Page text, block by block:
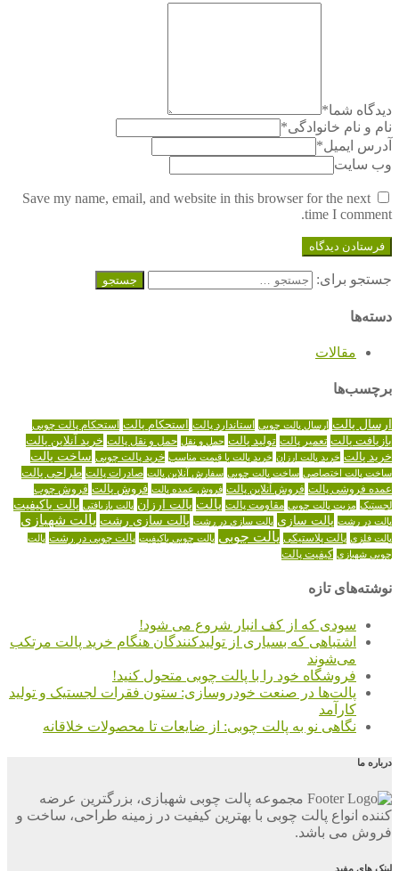
دیدگاه شما*
نام و نام خانوادگی*
آدرس ایمیل*
وب سایت
Save my name, email, and website in this browser for the next
time I comment.
جستجو برای:
دسته‌ها
مقالات
برچسب‌ها
ارسال پالت ارسال پالت چوبی استاندارد پالت استحکام پالت استحکام پالت چوبی
بازیافت پالت تعمیر پالت تولید پالت حمل و نقل حمل و نقل پالت خرید آنلاین پالت
خرید پالت خرید پالت ارزان خرید پالت با قیمت مناسب خرید پالت چوبی ساخت پالت
ساخت پالت اختصاصی ساخت پالت چوبی سفارش آنلاین پالت صادرات پالت طراحی پالت
عمده فروشی پالت فروش آنلاین پالت فروش عمده پالت فروش پالت فروش چوب
لجستیک مزیت پالت چوبی مقاومت پالت پالت پالت ارزان پالت بازیافتی پالت باکیفیت
پالت در رشت پالت سازی پالت سازی در رشت پالت سازی رشت پالت شهبازی
پالت فلزی پالت پلاستیکی پالت چوبی پالت چوبی باکیفیت پالت چوبی در رشت پالت
چوبی شهبازی کیفیت پالت
نوشته‌های تازه
سودی که از کف انبار شروع می شود!
اشتباهی که بسیاری از تولیدکنندگان هنگام خرید پالت مرتکب
می‌شوند
فروشگاه خود را با پالت چوبی متحول کنید!
پالت‌ها در صنعت خودروسازی: ستون فقرات لجستیک و تولید
کارآمد
نگاهی نو به پالت چوبی: از ضایعات تا محصولات خلاقانه
درباره ما
مجموعه پالت چوبی شهبازی، بزرگترین عرضه
کننده انواع پالت چوبی با بهترین کیفیت در زمینه طراحی، ساخت و
فروش می باشد.
لینک های مفید